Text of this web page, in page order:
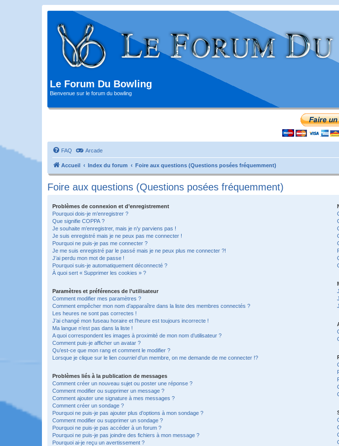
Le Forum Du Bowling
Bienvenue sur le forum du bowling
FAQ Arcade
Accueil Index du forum Foire aux questions (Questions posées fréquemment)
Foire aux questions (Questions posées fréquemment)
Problèmes de connexion et d’enregistrement
Pourquoi dois-je m’enregistrer ?
Que signifie COPPA ?
Je souhaite m’enregistrer, mais je n’y parviens pas !
Je suis enregistré mais je ne peux pas me connecter !
Pourquoi ne puis-je pas me connecter ?
Je me suis enregistré par le passé mais je ne peux plus me connecter ?!
J’ai perdu mon mot de passe !
Pourquoi suis-je automatiquement déconnecté ?
À quoi sert « Supprimer les cookies » ?
Paramètres et préférences de l’utilisateur
Comment modifier mes paramètres ?
Comment empêcher mon nom d’apparaître dans la liste des membres connectés ?
Les heures ne sont pas correctes !
J’ai changé mon fuseau horaire et l’heure est toujours incorrecte !
Ma langue n’est pas dans la liste !
A quoi correspondent les images à proximité de mon nom d’utilisateur ?
Comment puis-je afficher un avatar ?
Qu’est-ce que mon rang et comment le modifier ?
Lorsque je clique sur le lien courrield’un membre, on me demande de me connecter !?
Problèmes liés à la publication de messages
Comment créer un nouveau sujet ou poster une réponse ?
Comment modifier ou supprimer un message ?
Comment ajouter une signature à mes messages ?
Comment créer un sondage ?
Pourquoi ne puis-je pas ajouter plus d’options à mon sondage ?
Comment modifier ou supprimer un sondage ?
Pourquoi ne puis-je pas accéder à un forum ?
Pourquoi ne puis-je pas joindre des fichiers à mon message ?
Pourquoi ai-je reçu un avertissement ?